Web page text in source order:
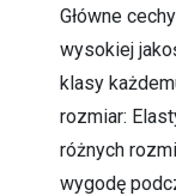
Główne
wysokiej
klasy
rozmiar:
różnych
wygodę